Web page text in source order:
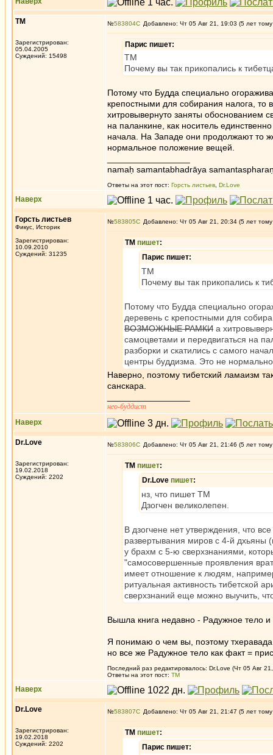
ТМ
Зарегистрирован:
05.04.2005
Суждений: 15498
№583804 Добавлено: Чт 05 Авг 21, 19:03 (5 лет
Парис пишет:
ТМ
Почему вы так прикопались к
Потому что Будда специально
крепостными для собирания налога, то
хитровывернуто заняты обоснованием
на паланкине, как носитель
начала. На Западе они продолжают то
нормальное положение вещей.
namaḥ samantabhadrāya
Ответы на этот пост: Горсть листьев Dr.Love
Наверх
Горсть листьев
Фикус, Историк
Зарегистрирован:
10.09.2010
Суждений: 31235
№583805 Добавлено: Чт 05 Авг 21, 20:34 (5 лет
ТМ пишет:
Парис пишет:
ТМ
Почему вы так прикопались к
Потому что Будда специально
деревень с крепостными для
ВОЗМОЖНЫЕ РАМКИ а
самоцветами и передвигаться на
разборки и скатились с самого
центры буддизма. Это не
Наверно, поэтому тибетский ламаизм
санскара.
нео-буддист
Наверх
Dr.Love
Зарегистрирован:
19.02.2018
Суждений: 2202
№583806 Добавлено: Чт 05 Авг 21, 21:46 (5 лет
ТМ пишет:
Dr.Love пишет:
нз, что пишет ТМ
Дзогчен великолепен.
В дзогчене нет утверждения, что
развертывания миров с 4-й дхьяны
у брахм с 5-ю сверхзнаниями,
"самосовершенные проявления
имеет отношение к людям,
ритуальная активность тибетской
сверхзнаний еще можно выучить,
Вышла книга недавно - Радужное тело и
Я понимаю о чем вы, поэтому
но все же Радужное тело как факт =
Последний раз редактировалось: Dr.Love (Чт 05 Авг
Ответы на этот пост: ТМ
Наверх
Dr.Love
Зарегистрирован:
19.02.2018
Суждений: 2202
№583807 Добавлено: Чт 05 Авг 21, 21:47 (5 лет
ТМ пишет:
Парис пишет: